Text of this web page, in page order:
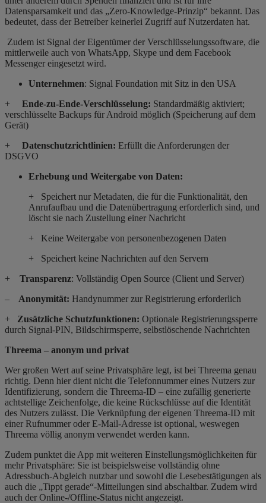
Datensparsamkeit und das „Zero-Knowledge-Prinzip“ bekannt. Das
bedeutet, dass der Betreiber keinerlei Zugriff auf Nutzerdaten hat.
Zudem ist Signal der Eigentümer der Verschlüsselungssoftware, die
mittlerweile auch von WhatsApp, Skype und dem Facebook
Messenger eingesetzt wird.
Unternehmen: Signal Foundation mit Sitz in den USA
+ Ende-zu-Ende-Verschlüsselung: Standardmäßig aktiviert;
verschlüsselte Backups für Android möglich (Speicherung auf dem
Gerät)
+ Datenschutzrichtlinien: Erfüllt die Anforderungen der
DSGVO
Erhebung und Weitergabe von Daten:
+ Speichert nur Metadaten, die für die Funktionalität, den
Anrufaufbau und die Datenübertragung erforderlich sind, und
löscht sie nach Zustellung einer Nachricht
+ Keine Weitergabe von personenbezogenen Daten
+ Speichert keine Nachrichten auf den Servern
+ Transparenz: Vollständig Open Source (Client und Server)
– Anonymität: Handynummer zur Registrierung erforderlich
+ Zusätzliche Schutzfunktionen: Optionale Registrierungssperre
durch Signal-PIN, Bildschirmsperre, selbstlöschende Nachrichten
Threema – anonym und privat
Wer großen Wert auf seine Privatsphäre legt, ist bei Threema genau
richtig. Denn hier dient nicht die Telefonnummer eines Nutzers zur
Identifizierung, sondern die Threema-ID – eine zufällig generierte
achtstellige Zeichenfolge, die keine Rückschlüsse auf die Identität
des Nutzers zulässt. Die Verknüpfung der eigenen Threema-ID mit
einer Rufnummer oder E-Mail-Adresse ist optional, weswegen
Threema völlig anonym verwendet werden kann.
Zudem punktet die App mit weiteren Einstellungsmöglichkeiten für
mehr Privatsphäre: Sie ist beispielsweise vollständig ohne
Adressbuch-Abgleich nutzbar und sowohl die Lesebestätigungen als
auch die „Tippt gerade“-Mitteilungen sind abschaltbar. Zudem wird
auch der Online-/Offline-Status nicht angezeigt.